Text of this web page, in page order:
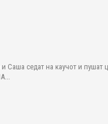
седат на каучот и пушат